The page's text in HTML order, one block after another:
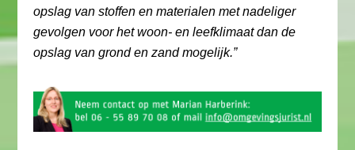
opslag van stoffen en materialen met nadeliger
gevolgen voor het woon- en leefklimaat dan de
opslag van grond en zand mogelijk.”